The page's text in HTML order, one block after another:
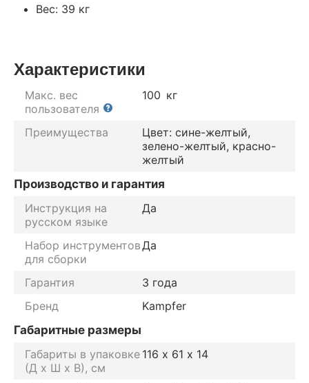
Вес: 39 кг
Характеристики
Макс. вес
пользователя
100 кг
Преимущества
Цвет: сине-желтый,
зелено-желтый, красно-
желтый
Производство и гарантия
Инструкция на
русском языке
Да
Набор инструментов
для сборки
Да
Гарантия
3 года
Бренд
Kampfer
Габаритные размеры
Габариты в упаковке
(Д х Ш х В), см
116 х 61 х 14